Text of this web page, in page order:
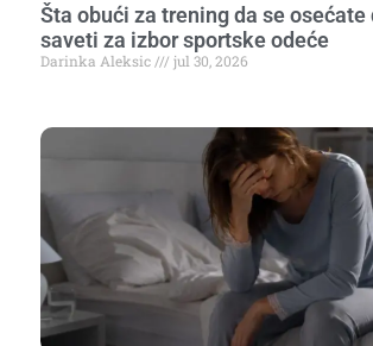
Šta obući za trening da se osećate
saveti za izbor sportske odeće
Darinka Aleksic jul 30, 2026